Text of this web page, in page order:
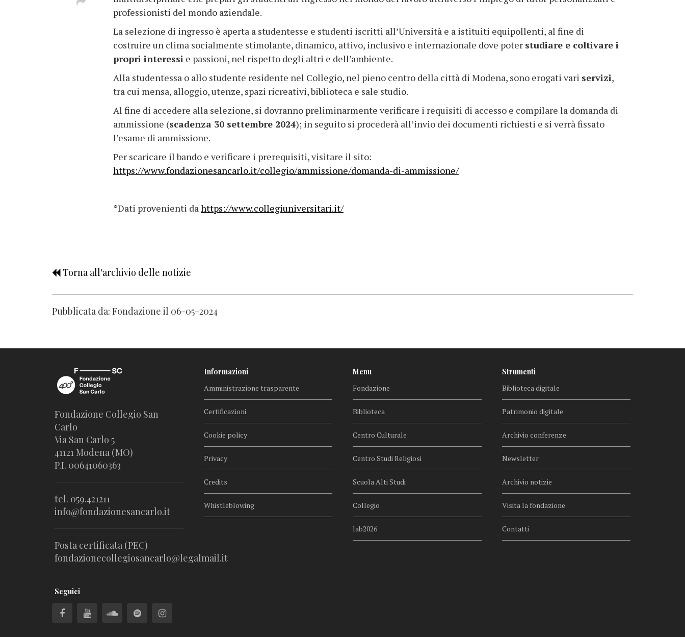
professionisti del mondo aziendale.
La selezione di ingresso è aperta a studentesse e studenti iscritti all’Università e a istituiti equipollenti, al fine di
costruire un clima socialmente stimolante, dinamico, attivo, inclusivo e internazionale dove poter studiare e coltivare i
propri interessi e passioni, nel rispetto degli altri e dell’ambiente.
Alla studentessa o allo studente residente nel Collegio, nel pieno centro della città di Modena, sono erogati vari servizi,
tra cui mensa, alloggio, utenze, spazi ricreativi, biblioteca e sale studio.
Al fine di accedere alla selezione, si dovranno preliminarmente verificare i requisiti di accesso e compilare la domanda di
ammissione (scadenza 30 settembre 2024); in seguito si procederà all’invio dei documenti richiesti e si verrà fissato
l’esame di ammissione.
Per scaricare il bando e verificare i prerequisiti, visitare il sito:
https://www.fondazionesancarlo.it/collegio/ammissione/domanda-di-ammissione/
*Dati provenienti dahttps://www.collegiuniversitari.it/
Torna all'archivio delle notizie
Pubblicata da: Fondazione il 06-05-2024
Fondazione Collegio San
Carlo
Via San Carlo 5
41121 Modena (MO)
P.I. 00641060363
tel. 059.421211
info@fondazionesancarlo.it
Posta certificata (PEC)
fondazionecollegiosancarlo@legalmail.it
Seguici
Informazioni
Amministrazione trasparente
Certificazioni
Cookie policy
Privacy
Credits
Whistleblowing
Menu
Fondazione
Biblioteca
Centro Culturale
Centro Studi Religiosi
Scuola Alti Studi
Collegio
lab2026
Strumenti
Biblioteca digitale
Patrimonio digitale
Archivio conferenze
Newsletter
Archivio notizie
Visita la fondazione
Contatti